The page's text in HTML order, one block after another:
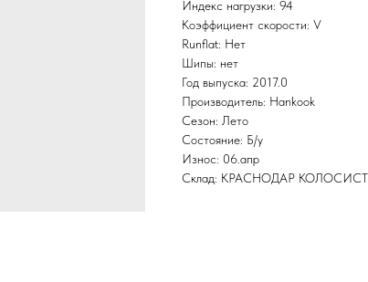
Индекс нагрузки: 94
Коэффициент скорости: V
Runflat: Нет
Шипы: нет
Год выпуска: 2017.0
Производитель: Hankook
Сезон: Лето
Состояние: Б/у
Износ: 06.апр
Склад: КРАСНОДАР